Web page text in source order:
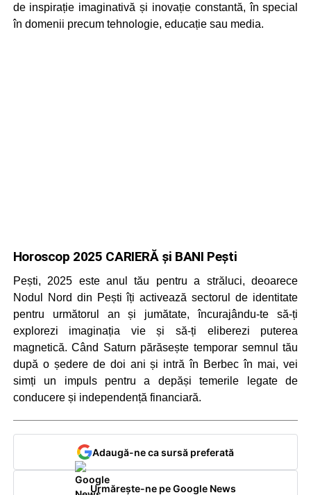
de inspirație imaginativă și inovație constantă, în special
în domenii precum tehnologie, educație sau media.
Horoscop 2025 CARIERĂ și BANI Pești
Pești, 2025 este anul tău pentru a străluci, deoarece
Nodul Nord din Pești îți activează sectorul de identitate
pentru următorul an și jumătate, încurajându-te să-ți
explorezi imaginația vie și să-ți eliberezi puterea
magnetică. Când Saturn părăsește temporar semnul tău
după o ședere de doi ani și intră în Berbec în mai, vei
simți un impuls pentru a depăși temerile legate de
conducere și independență financiară.
Adaugă-ne ca sursă preferată
Urmărește-ne pe Google News